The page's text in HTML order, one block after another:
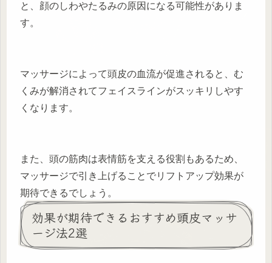
と、顔のしわやたるみの原因になる可能性がありま
す。
マッサージによって頭皮の血流が促進されると、む
くみが解消されてフェイスラインがスッキリしやす
くなります。
また、頭の筋肉は表情筋を支える役割もあるため、
マッサージで引き上げることでリフトアップ効果が
期待できるでしょう。
効果が期待できるおすすめ頭皮マッサ
ージ法2選